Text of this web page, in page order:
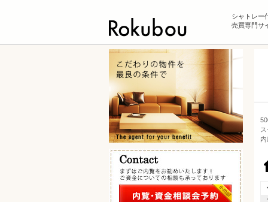
シャトレー
売買専門サ